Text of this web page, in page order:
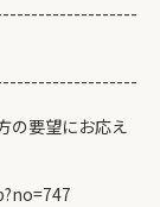
の要望にお応え